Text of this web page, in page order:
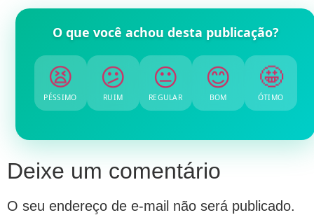
O que você achou desta publicação?
😫
PÉSSIMO
😕
RUIM
😐
REGULAR
😊
BOM
🤩
ÓTIMO
Deixe um comentário
O seu endereço de e-mail não será publicado.